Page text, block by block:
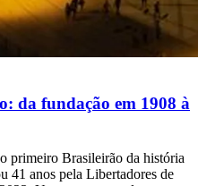
da fundação em 1908 à
primeiro Brasileirão da história
41 anos pela Libertadores de